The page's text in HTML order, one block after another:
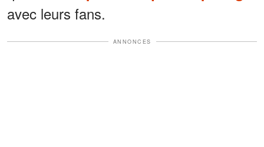
avec leurs fans.
ANNONCES